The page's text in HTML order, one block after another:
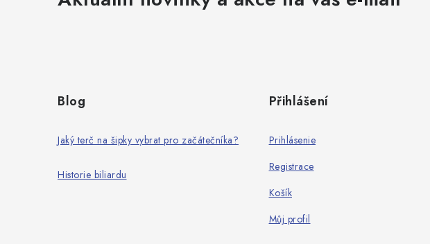
Blog
Jaký terč na šipky vybrat pro začátečníka?
Historie biliardu
Přihlášení
Prihlásenie
Registrace
Košík
Můj profil